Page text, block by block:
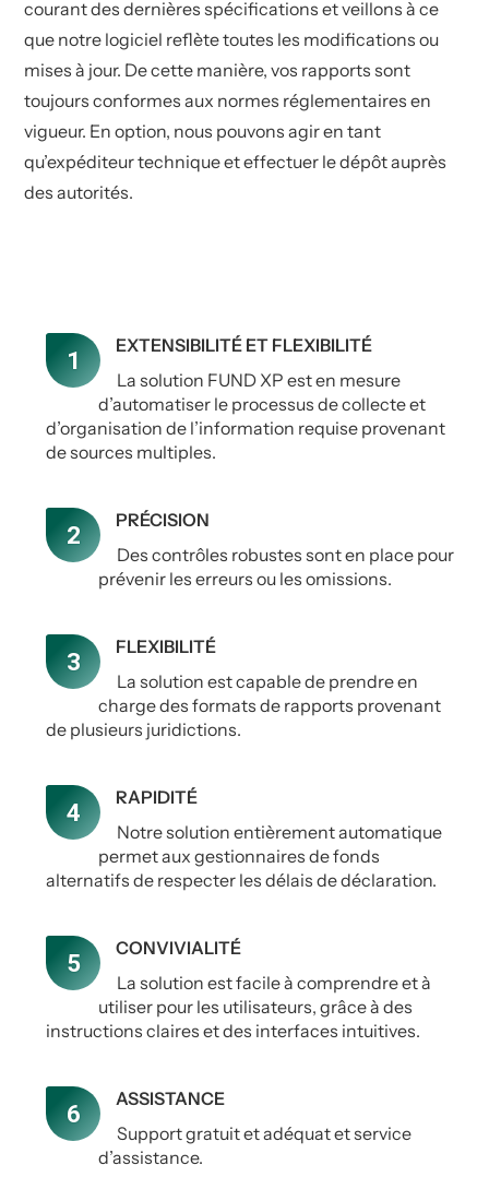
courant des dernières spécifications et veillons à ce
que notre logiciel reflète toutes les modifications ou
mises à jour. De cette manière, vos rapports sont
toujours conformes aux normes réglementaires en
vigueur. En option, nous pouvons agir en tant
qu’expéditeur technique et effectuer le dépôt auprès
des autorités.
EXTENSIBILITÉ ET FLEXIBILITÉ
La solution FUND XP est en mesure
d’automatiser le processus de collecte et
d’organisation de l’information requise provenant
de sources multiples.
PRÉCISION
Des contrôles robustes sont en place pour
prévenir les erreurs ou les omissions.
FLEXIBILITÉ
La solution est capable de prendre en
charge des formats de rapports provenant
de plusieurs juridictions.
RAPIDITÉ
Notre solution entièrement automatique
permet aux gestionnaires de fonds
alternatifs de respecter les délais de déclaration.
CONVIVIALITÉ
La solution est facile à comprendre et à
utiliser pour les utilisateurs, grâce à des
instructions claires et des interfaces intuitives.
ASSISTANCE
Support gratuit et adéquat et service
d’assistance.